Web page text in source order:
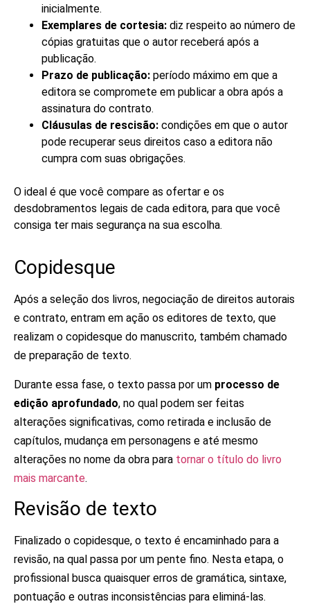
inicialmente.
Exemplares de cortesia: diz respeito ao número de
cópias gratuitas que o autor receberá após a
publicação.
Prazo de publicação: período máximo em que a
editora se compromete em publicar a obra após a
assinatura do contrato.
Cláusulas de rescisão: condições em que o autor
pode recuperar seus direitos caso a editora não
cumpra com suas obrigações.
O ideal é que você compare as ofertar e os
desdobramentos legais de cada editora, para que você
consiga ter mais segurança na sua escolha.
Copidesque
Após a seleção dos livros, negociação de direitos autorais
e contrato, entram em ação os editores de texto, que
realizam o copidesque do manuscrito, também chamado
de preparação de texto.
Durante essa fase, o texto passa por um processo de
edição aprofundado, no qual podem ser feitas
alterações significativas, como retirada e inclusão de
capítulos, mudança em personagens e até mesmo
alterações no nome da obra para tornar o título do livro
mais marcante.
Revisão de texto
Finalizado o copidesque, o texto é encaminhado para a
revisão, na qual passa por um pente fino. Nesta etapa, o
profissional busca quaisquer erros de gramática, sintaxe,
pontuação e outras inconsistências para eliminá-las.